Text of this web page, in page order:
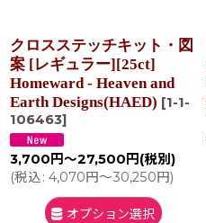
クロスステッチキット・図
案 [レギュラー][25ct]
Homeward - Heaven and
Earth Designs(HAED) [1-1-
106463]
3,700 円～27,500 円 (税別)
(税込: 4,070円～30,250円)
オプション選択